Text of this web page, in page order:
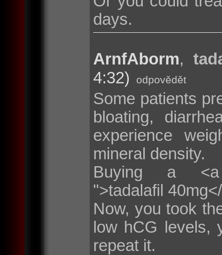
days.
ArnfAborm,
4:32)
odpovědět
Some patients
bloating,
experience
mineral density.
Buying a <a
">tadalafil
Now, you took
low hCG levels,
repeat it.